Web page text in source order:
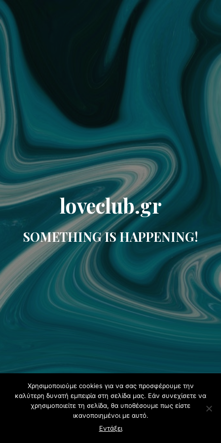
loveclub.gr
SOMETHING IS HAPPENING!
Χρησιμοποιούμε cookies για να σας προσφέρουμε την
καλύτερη δυνατή εμπειρία στη σελίδα μας. Εάν συνεχίσετε να
χρησιμοποιείτε τη σελίδα, θα υποθέσουμε πως είστε
ικανοποιημένοι με αυτό.
Εντάξει